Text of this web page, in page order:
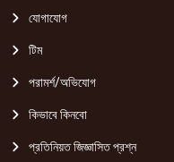
যোগাযোগ
টিম
পরামর্শ/অভিযোগ
কিভাবে কিনবো
প্রতিনিয়ত জিজ্ঞাসিত প্রশ্ন